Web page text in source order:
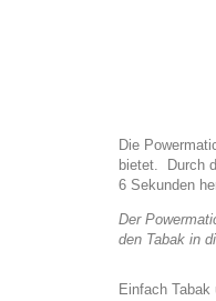
Die
bietet. Durch
6 Sekunden
Der
den Tabak in
Einfach